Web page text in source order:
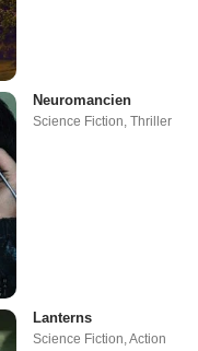
Neuromancien
Science Fiction,Thriller
Lanterns
Science Fiction ,Action